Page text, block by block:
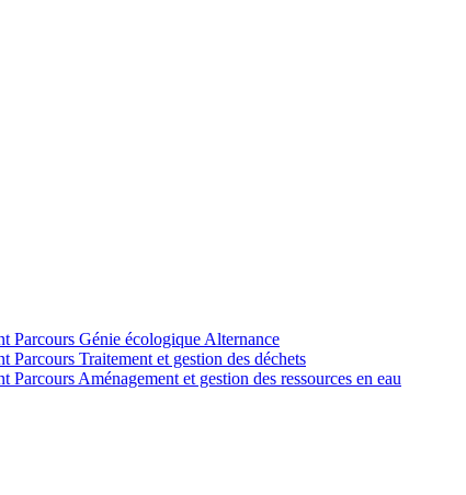
Parcours Génie écologique Alternance
Traitement et gestion des déchets
Aménagement et gestion des ressources en eau